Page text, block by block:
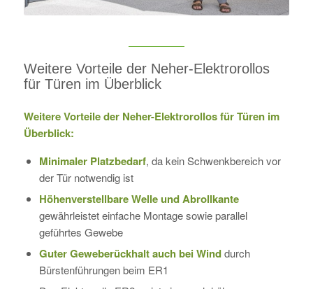
Weitere Vorteile der Neher-Elektrorollos
für Türen im Überblick
Weitere Vorteile der Neher-Elektrorollos für Türen im
Überblick:
Minimaler Platzbedarf, da kein Schwenkbereich vor
der Tür notwendig ist
Höhenverstellbare Welle und Abrollkante
gewährleistet einfache Montage sowie parallel
geführtes Gewebe
Guter Geweberückhalt auch bei Winddurch
Bürstenführungen beim ER1